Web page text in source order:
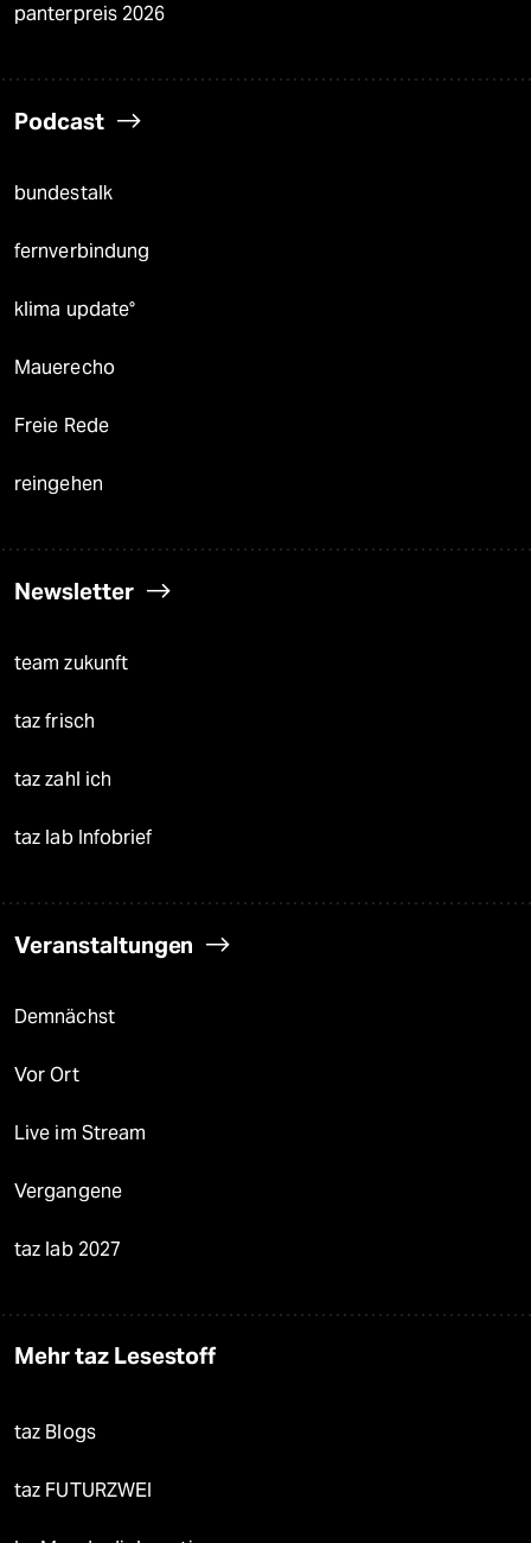
panterpreis 2026
Podcast
bundestalk
fernverbindung
klima update°
Mauerecho
Freie Rede
reingehen
Newsletter
team zukunft
taz frisch
taz zahl ich
taz lab Infobrief
Veranstaltungen
Demnächst
Vor Ort
Live im Stream
Vergangene
taz lab 2027
Mehr taz Lesestoff
taz Blogs
taz FUTURZWEI